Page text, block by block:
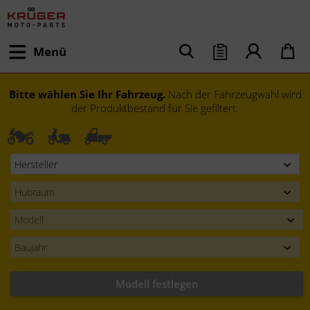
Menü
Bitte wählen Sie Ihr Fahrzeug. Nach der Fahrzeugwahl wird
der Produktbestand für Sie gefiltert.
Modell festlegen